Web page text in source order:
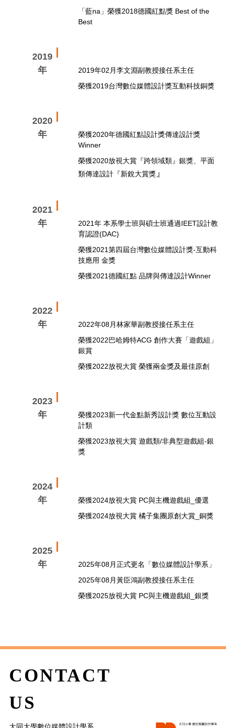
「藍na」榮獲2018德國紅點獎 Best of the
Best
2019
年
2019年02月李文淵副教授接任系主任
榮獲2019台灣數位媒體設計獎互動科技銅獎
2020
年
榮獲2020年德國紅點設計獎傳達設計獎
Winner
榮獲2020放視大賞『跨領域類』銀獎、平面
類傳達設計『新銳大賞獎 』
2021
年
2021年 本系學士班與碩士班通過IEET設計教
育認證(DAC)
榮獲2021第四屆台灣數位媒體設計獎-互動科
技應用 金獎
榮獲2021德國紅點 品牌與傳達設計Winner
2022
年
2022年08月林家華副教授接任系主任
榮獲2022巴哈姆特ACG 創作大賽「遊戲組」
銀賞
榮獲2022放視大賞 榮獲兩金獎及最佳原創
2023
年
榮獲2023新一代金點新秀設計獎 數位互動設
計類
榮獲2023放視大賞 遊戲類/非典型遊戲組-銀
獎
2024
年
榮獲2024放視大賞 PC與主機遊戲組_優選
榮獲2024放視大賞 橘子集團原創大賞_銅獎
2025
年
2025年08月正式更名「數位媒體設計學系」
2025年08月黃臣鴻副教授接任系主任
榮獲2025放視大賞 PC與主機遊戲組_銀獎
CONTACT
US